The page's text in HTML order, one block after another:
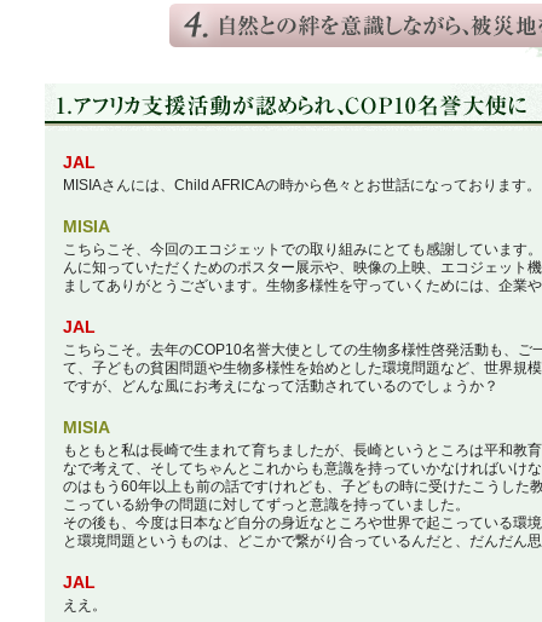
JAL
MISIAさんには、Child AFRICAの時から色々とお世話になっております。
MISIA
こちらこそ、今回のエコジェットでの取り組みにとても感謝しています
んに知っていただくためのポスター展示や、映像の上映、エコジェット
ましてありがとうございます。生物多様性を守っていくためには、企業
JAL
こちらこそ。去年のCOP10名誉大使としての生物多様性啓発活動も、
て、子どもの貧困問題や生物多様性を始めとした環境問題など、世界規
ですが、どんな風にお考えになって活動されているのでしょうか？
MISIA
もともと私は長崎で生まれて育ちましたが、長崎というところは平和教
なで考えて、そしてちゃんとこれからも意識を持っていかなければいけ
のはもう60年以上も前の話ですけれども、子どもの時に受けたこうした
こっている紛争の問題に対してずっと意識を持っていました。
その後も、今度は日本など自分の身近なところや世界で起こっている環
と環境問題というものは、どこかで繋がり合っているんだと、だんだん
JAL
ええ。